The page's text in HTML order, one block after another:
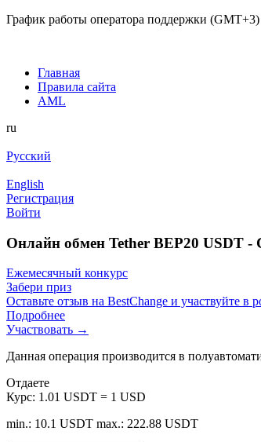
График работы оператора поддержки
Главная
Правила сайта
AML
ru
Русский
English
Регистрация
Войти
Онлайн обмен Tether BEP20 USDT -
Ежемесячный конкурс
Забери приз
Оставьте отзыв на BestChange и участвуйте в
Подробнее
Участвовать →
Данная операция производится в
Отдаете
Курс: 1.01 USDT = 1 USD
min.: 10.1 USDT max.: 222.88 USDT